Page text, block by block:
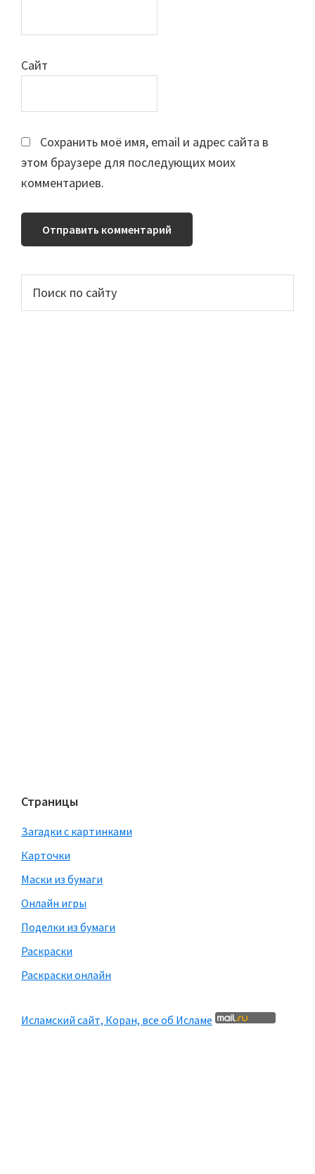
Сайт
Сохранить моё имя, email и адрес сайта в
этом браузере для последующих моих
комментариев.
Основной
сайдбар
Страницы
Загадки с картинками
Карточки
Маски из бумаги
Онлайн игры
Поделки из бумаги
Раскраски
Раскраски онлайн
Исламский сайт, Коран, все об Исламе